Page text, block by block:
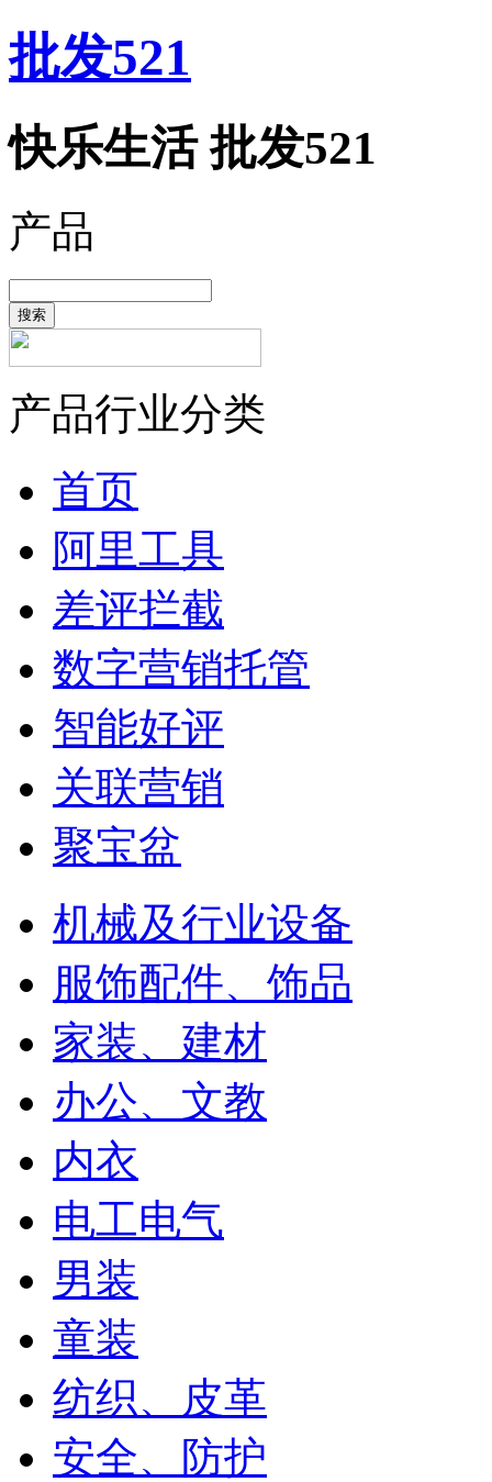
批发521
快乐生活 批发521
产品
搜索
产品行业分类
首页
阿里工具
差评拦截
数字营销托管
智能好评
关联营销
聚宝盆
机械及行业设备
服饰配件、饰品
家装、建材
办公、文教
内衣
电工电气
男装
童装
纺织、皮革
安全、防护